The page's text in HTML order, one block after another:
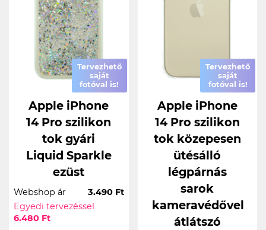
Tervezhető
saját
fotóval is!
Apple iPhone
14 Pro szilikon
tok gyári
Liquid Sparkle
ezüst
Webshop ár
3.490 Ft
Egyedi tervezéssel
6.480 Ft
Tervezhető
saját
fotóval is!
Apple iPhone
14 Pro szilikon
tok közepesen
ütésálló
légpárnás
sarok
kameravédővel
átlátszó